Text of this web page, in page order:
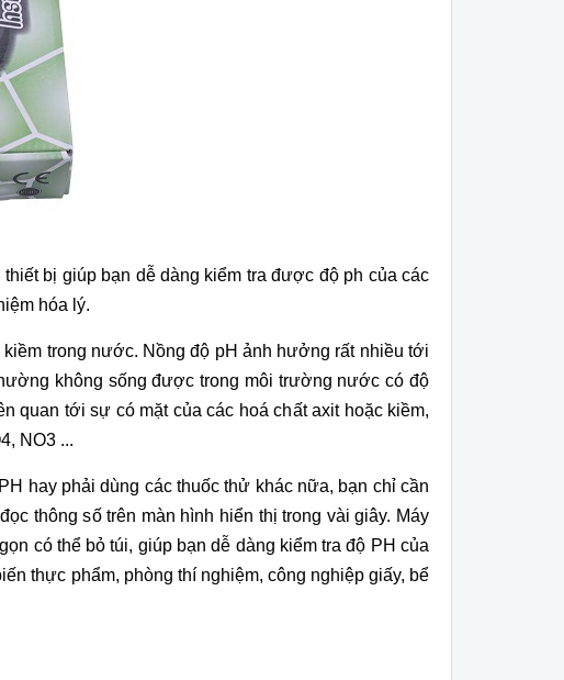
thiết bị giúp bạn dễ dàng kiểm tra được độ ph của các
ệm hóa lý.
kiềm trong nước. Nồng độ pH ảnh hưởng rất nhiều tới
ờng không sống được trong môi trường nước có độ
quan tới sự có mặt của các hoá chất axit hoặc kiềm,
NO3 ...
hay phải dùng các thuốc thử khác nữa, bạn chỉ cần
ọc thông số trên màn hình hiển thị trong vài giây. Máy
có thể bỏ túi, giúp bạn dễ dàng kiểm tra độ PH của
thực phẩm, phòng thí nghiệm, công nghiệp giấy, bể